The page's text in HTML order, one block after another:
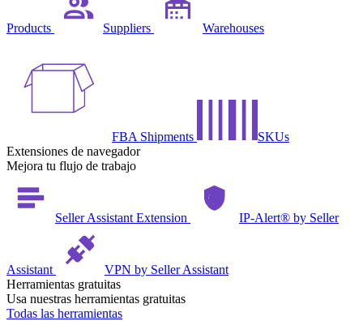
Products Suppliers Warehouses
FBA Shipments
SKUs
Extensiones de navegador
Mejora tu flujo de trabajo
Seller Assistant Extension IP-Alert® by Seller
Assistant
VPN by Seller Assistant
Herramientas gratuitas
Usa nuestras herramientas gratuitas
Todas las herramientas